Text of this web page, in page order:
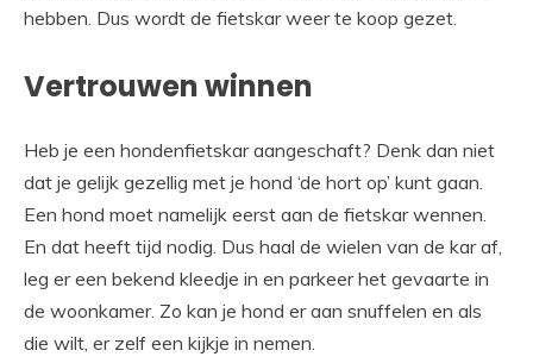
hebben. Dus wordt de fietskar weer te koop gezet.
Vertrouwen winnen
Heb je een hondenfietskar aangeschaft? Denk dan niet
dat je gelijk gezellig met je hond ‘de hort op’ kunt gaan.
Een hond moet namelijk eerst aan de fietskar wennen.
En dat heeft tijd nodig. Dus haal de wielen van de kar af,
leg er een bekend kleedje in en parkeer het gevaarte in
de woonkamer. Zo kan je hond er aan snuffelen en als
die wilt, er zelf een kijkje in nemen.